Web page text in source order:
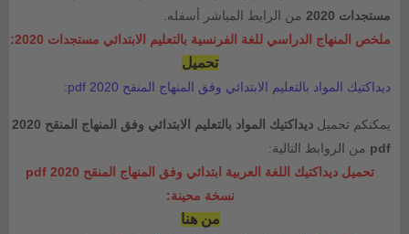
مستجدات 2020
من الرابط المباشر أسفله.
ملخص المنهاج الدراسي للغة الفرنسية بالتعليم الابتدائي مستجدات 2020:
تحميل
ديداكتيك المواد بالتعليم الابتدائي وفق المنهاج المنقح 2020 pdf:
يمكنكم تحميل
ديداكتيك المواد بالتعليم الابتدائي وفق المنهاج المنقح 2020
pdf من الروابط التالية:
تحميل ديداكتيك اللغة العربية ابتدائي وفق المنهاج المنقح 2020 pdf
نسخة محينة:
من هنا